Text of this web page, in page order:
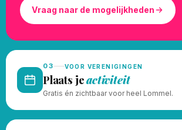
Vraag naar de mogelijkheden
03 VOOR VERENIGINGEN
Plaats jeactiviteit
Gratis én zichtbaar voor heel Lommel.